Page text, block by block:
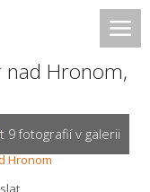
nad Hronom,
9 fotografií v galerii